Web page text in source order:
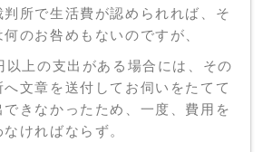
判所で生活費が認められれば、そ
のお咎めもないのですが、
以上の支出がある場合には、その
文章を送付してお伺いをたてて
きなかったため、一度、費用を
ければならず。